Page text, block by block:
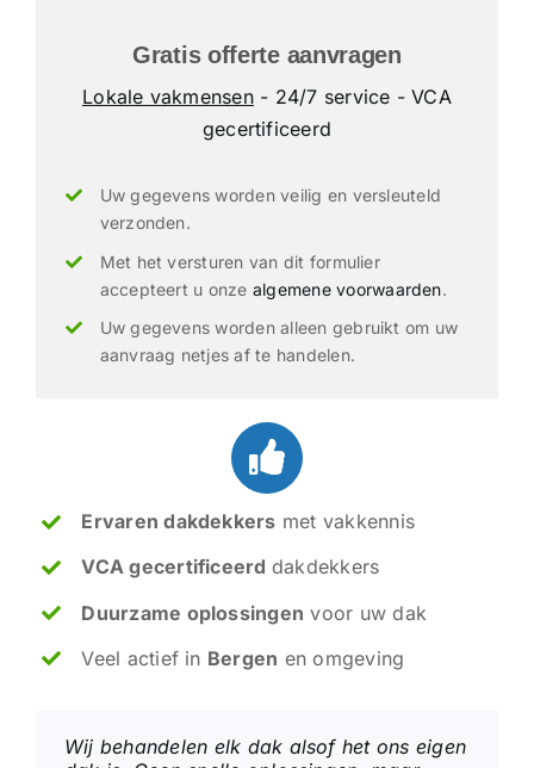
Gratis offerte aanvragen
Lokale vakmensen- 24/7 service - VCA
gecertificeerd
Uw gegevens worden veilig en versleuteld
verzonden.
Met het versturen van dit formulier
accepteert u onze algemene voorwaarden.
Uw gegevens worden alleen gebruikt om uw
aanvraag netjes af te handelen.
Ervaren dakdekkers met vakkennis
VCA gecertificeerd dakdekkers
Duurzame oplossingen voor uw dak
Veel actief in Bergen en omgeving
Wij behandelen elk dak alsof het ons eigen